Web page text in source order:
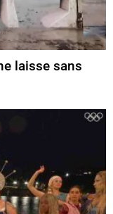
laisse sans